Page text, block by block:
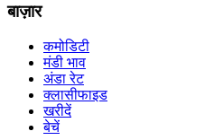
बाज़ार
कमोडिटी
मंडी भाव
अंडा रेट
क्लासीफाइड
खरीदें
बेचें